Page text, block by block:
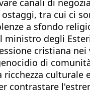
canali di
tra cui ci
a sfondo
degli
cristiana
di
contrastare